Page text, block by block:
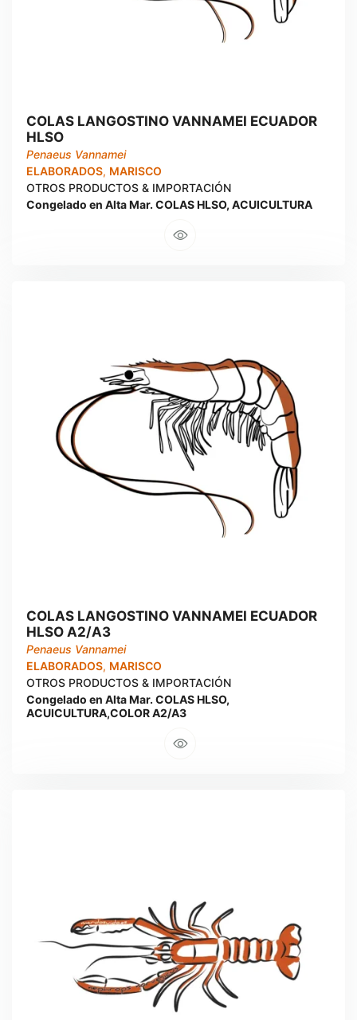
COLAS LANGOSTINO VANNAMEI ECUADOR
HLSO
Penaeus Vannamei
ELABORADOS, MARISCO
OTROS PRODUCTOS & IMPORTACIÓN
Congelado en Alta Mar. COLAS HLSO, ACUICULTURA
COLAS LANGOSTINO VANNAMEI ECUADOR
HLSO A2/A3
Penaeus Vannamei
ELABORADOS, MARISCO
OTROS PRODUCTOS & IMPORTACIÓN
Congelado en Alta Mar. COLAS HLSO,
ACUICULTURA,COLOR A2/A3